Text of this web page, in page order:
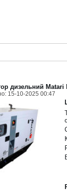
дизельний
15-10-2025 00:47